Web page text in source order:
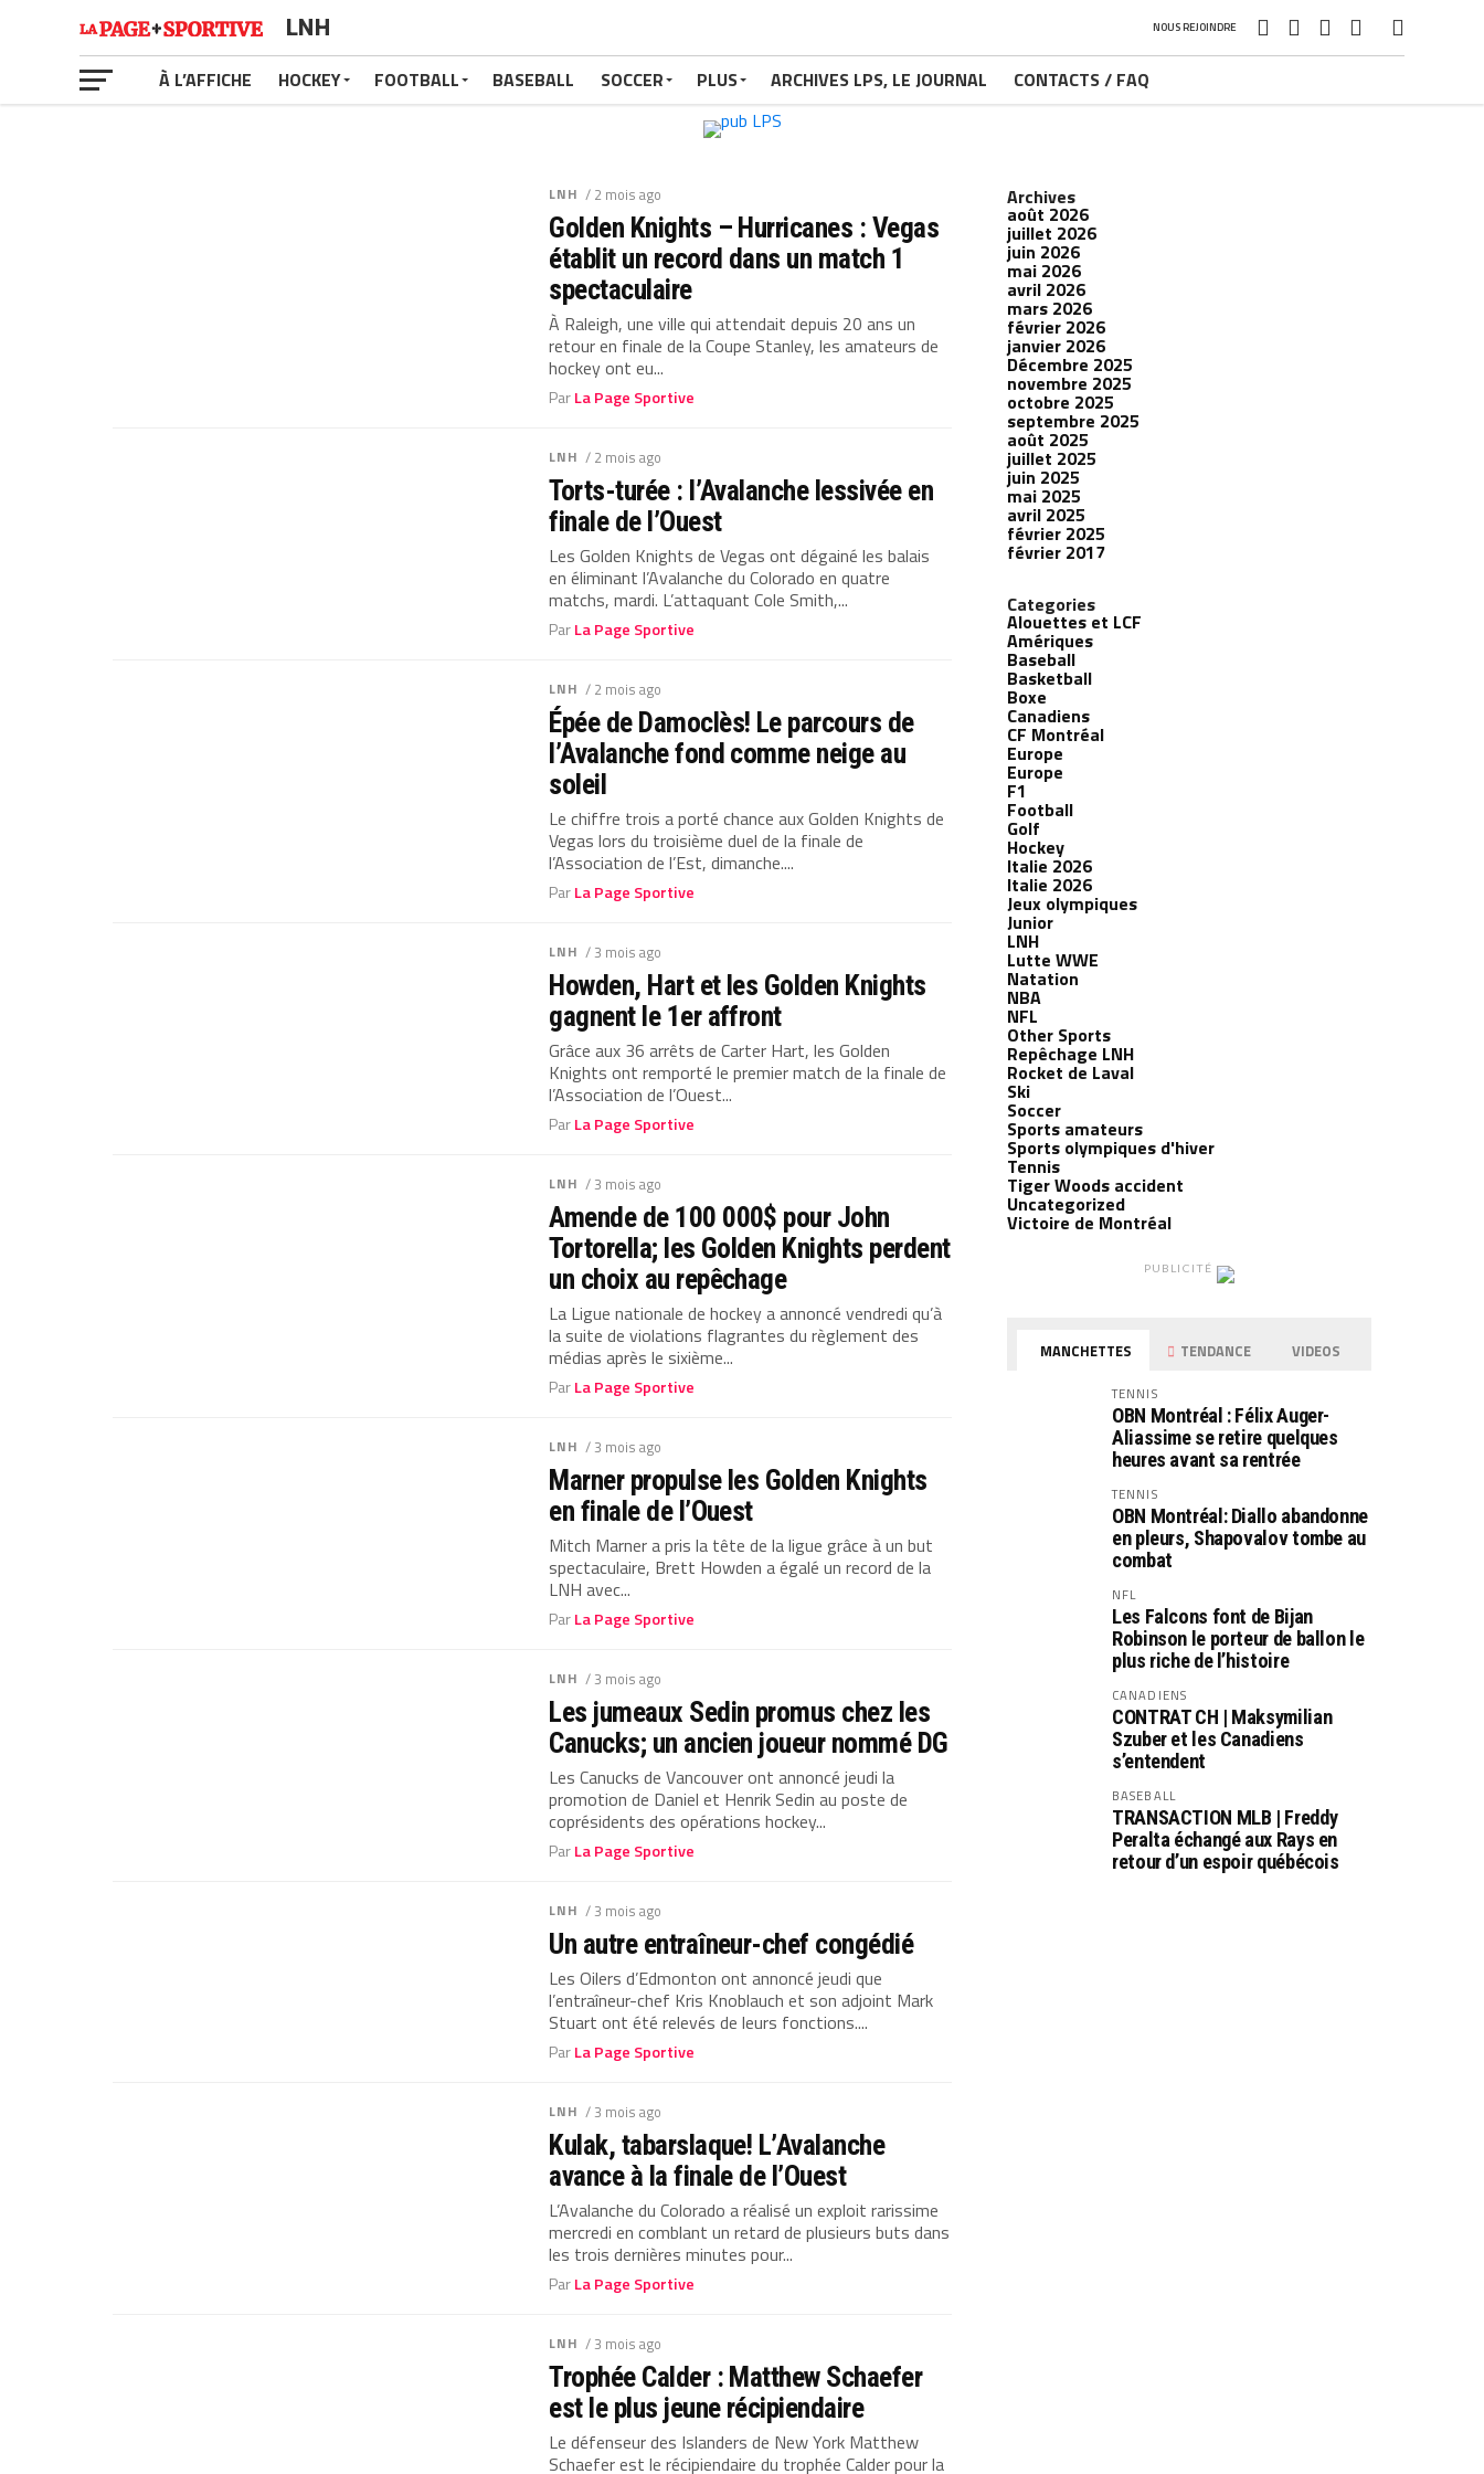
LNH NOUS REJOINDRE
À L’AFFICHE HOCKEY FOOTBALL BASEBALL SOCCER PLUS ARCHIVES LPS, LE JOURNAL CONTACTS / FAQ
LNH / 2 mois ago
Golden Knights – Hurricanes : Vegas
établit un record dans un match 1
spectaculaire
À Raleigh, une ville qui attendait depuis 20 ans un
retour en finale de la Coupe Stanley, les amateurs de
hockey ont eu...
ParLa Page Sportive
LNH / 2 mois ago
Torts-turée : l’Avalanche lessivée en
finale de l’Ouest
Les Golden Knights de Vegas ont dégainé les balais
en éliminant l’Avalanche du Colorado en quatre
matchs, mardi. L’attaquant Cole Smith,...
ParLa Page Sportive
LNH / 2 mois ago
Épée de Damoclès! Le parcours de
l’Avalanche fond comme neige au
soleil
Le chiffre trois a porté chance aux Golden Knights de
Vegas lors du troisième duel de la finale de
l’Association de l’Est, dimanche....
ParLa Page Sportive
LNH / 3 mois ago
Howden, Hart et les Golden Knights
gagnent le 1er affront
Grâce aux 36 arrêts de Carter Hart, les Golden
Knights ont remporté le premier match de la finale de
l’Association de l’Ouest...
ParLa Page Sportive
LNH / 3 mois ago
Amende de 100 000$ pour John
Tortorella; les Golden Knights perdent
un choix au repêchage
La Ligue nationale de hockey a annoncé vendredi qu’à
la suite de violations flagrantes du règlement des
médias après le sixième...
ParLa Page Sportive
LNH / 3 mois ago
Marner propulse les Golden Knights
en finale de l’Ouest
Mitch Marner a pris la tête de la ligue grâce à un but
spectaculaire, Brett Howden a égalé un record de la
LNH avec...
ParLa Page Sportive
LNH / 3 mois ago
Les jumeaux Sedin promus chez les
Canucks; un ancien joueur nommé DG
Les Canucks de Vancouver ont annoncé jeudi la
promotion de Daniel et Henrik Sedin au poste de
coprésidents des opérations hockey...
ParLa Page Sportive
LNH / 3 mois ago
Un autre entraîneur-chef congédié
Les Oilers d’Edmonton ont annoncé jeudi que
l’entraîneur-chef Kris Knoblauch et son adjoint Mark
Stuart ont été relevés de leurs fonctions....
ParLa Page Sportive
LNH / 3 mois ago
Kulak, tabarslaque! L’Avalanche
avance à la finale de l’Ouest
L’Avalanche du Colorado a réalisé un exploit rarissime
mercredi en comblant un retard de plusieurs buts dans
les trois dernières minutes pour...
ParLa Page Sportive
LNH / 3 mois ago
Trophée Calder : Matthew Schaefer
est le plus jeune récipiendaire
Le défenseur des Islanders de New York Matthew
Schaefer est le récipiendaire du trophée Calder pour la
Archives
août 2026
juillet 2026
juin 2026
mai 2026
avril 2026
mars 2026
février 2026
janvier 2026
Décembre 2025
novembre 2025
octobre 2025
septembre 2025
août 2025
juillet 2025
juin 2025
mai 2025
avril 2025
février 2025
février 2017
Categories
Alouettes et LCF
Amériques
Baseball
Basketball
Boxe
Canadiens
CF Montréal
Europe
Europe
F1
Football
Golf
Hockey
Italie 2026
Italie 2026
Jeux olympiques
Junior
LNH
Lutte WWE
Natation
NBA
NFL
Other Sports
Repêchage LNH
Rocket de Laval
Ski
Soccer
Sports amateurs
Sports olympiques d'hiver
Tennis
Tiger Woods accident
Uncategorized
Victoire de Montréal
PUBLICITÉ
MANCHETTES TENDANCE VIDEOS
TENNIS
OBN Montréal : Félix Auger-
Aliassime se retire quelques
heures avant sa rentrée
TENNIS
OBN Montréal: Diallo abandonne
en pleurs, Shapovalov tombe au
combat
NFL
Les Falcons font de Bijan
Robinson le porteur de ballon le
plus riche de l’histoire
CANADIENS
CONTRAT CH | Maksymilian
Szuber et les Canadiens
s’entendent
BASEBALL
TRANSACTION MLB | Freddy
Peralta échangé aux Rays en
retour d’un espoir québécois